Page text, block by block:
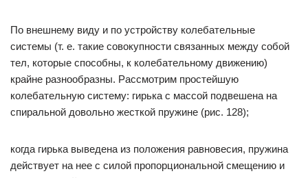
По внешнему виду и по устройству колебательные
системы (т. е. такие совокупности связанных между собой
тел, которые способны, к колебательному движению)
крайне разнообразны. Рассмотрим простейшую
колебательную систему: гирька с массой подвешена на
спиральной довольно жесткой пружине (рис. 128);
когда гирька выведена из положения равновесия, пружина
действует на нее с силой пропорциональной смещению и